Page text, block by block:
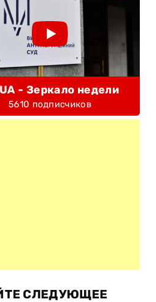
- Зеркало недели
5610 подписчиков
СЛЕДУЮЩЕЕ